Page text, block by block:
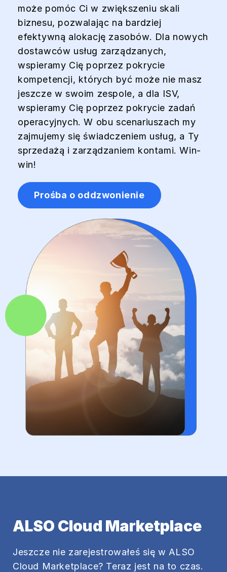
może pomóc Ci w zwiększeniu skali
biznesu, pozwalając na bardziej
efektywną alokację zasobów. Dla nowych
dostawców usług zarządzanych,
wspieramy Cię poprzez pokrycie
kompetencji, których być może nie masz
jeszcze w swoim zespole, a dla ISV,
wspieramy Cię poprzez pokrycie zadań
operacyjnych. W obu scenariuszach my
zajmujemy się świadczeniem usług, a Ty
sprzedażą i zarządzaniem kontami. Win-
win!
Prośba o oddzwonienie
ALSO Cloud Marketplace
Jeszcze nie zarejestrowałeś się w ALSO
Cloud Marketplace? Teraz jest na to czas.